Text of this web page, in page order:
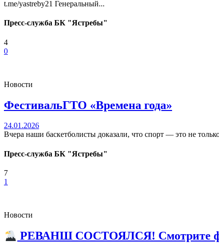
t.me/yastreby21 Генеральный...
Пресс-служба БК "Ястребы"
4
0
Новости
ФестивальГТО «Времена года»
24.01.2026
Вчера наши баскетболисты доказали, что спорт — это не
Пресс-служба БК "Ястребы"
7
1
Новости
РЕВАНШ СОСТОЯЛСЯ! Смотрите